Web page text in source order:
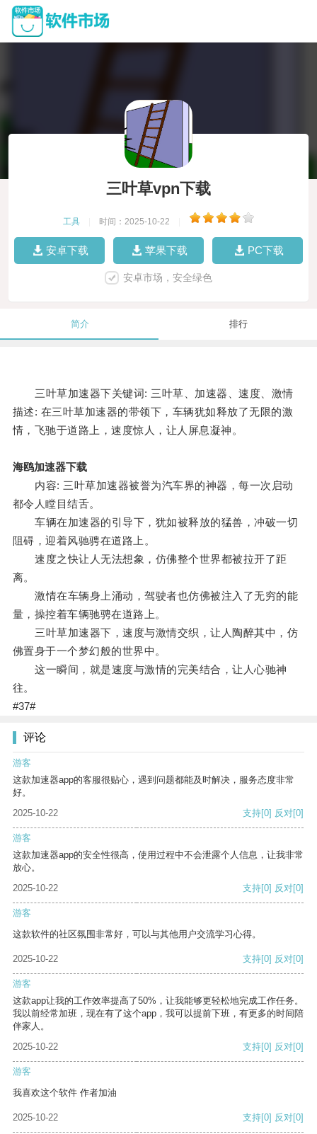
三叶草vpn下载
工具 时间：2025-10-22
安卓下载 苹果下载 PC下载
安卓市场，安全绿色
简介 排行
三叶草加速器下关键词: 三叶草、加速器、速度、激情
描述: 在三叶草加速器的带领下，车辆犹如释放了无限的激
情，飞驰于道路上，速度惊人，让人屏息凝神。
海鸥加速器下载
内容: 三叶草加速器被誉为汽车界的神器，每一次启动
都令人瞠目结舌。
车辆在加速器的引导下，犹如被释放的猛兽，冲破一切
阻碍，迎着风驰骋在道路上。
速度之快让人无法想象，仿佛整个世界都被拉开了距
离。
激情在车辆身上涌动，驾驶者也仿佛被注入了无穷的能
量，操控着车辆驰骋在道路上。
三叶草加速器下，速度与激情交织，让人陶醉其中，仿
佛置身于一个梦幻般的世界中。
这一瞬间，就是速度与激情的完美结合，让人心驰神
往。
#37#
评论
游客
这款加速器app的客服很贴心，遇到问题都能及时解决，服务态度非常
好。
2025-10-22
支持[0] 反对[0]
游客
这款加速器app的安全性很高，使用过程中不会泄露个人信息，让我非常
放心。
2025-10-22
支持[0] 反对[0]
游客
这款软件的社区氛围非常好，可以与其他用户交流学习心得。
2025-10-22 支持[0] 反对[0]
游客
这款app让我的工作效率提高了50%，让我能够更轻松地完成工作任务。
我以前经常加班，现在有了这个app，我可以提前下班，有更多的时间陪
伴家人。
2025-10-22
支持[0] 反对[0]
游客
我喜欢这个软件 作者加油
2025-10-22 支持[0] 反对[0]